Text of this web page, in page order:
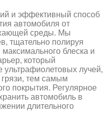
и эффективный способ
автомобиля от
среды. Мы
тщательно полируя
блеска и
который
ультрафиолетовых лучей,
тем самым
покрытия. Регулярное
автомобиль в
длительного